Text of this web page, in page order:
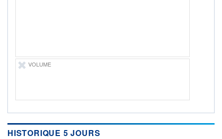
ÉLIGIBILITÉ
Non éligible
VOLUME
HISTORIQUE 5 JOURS